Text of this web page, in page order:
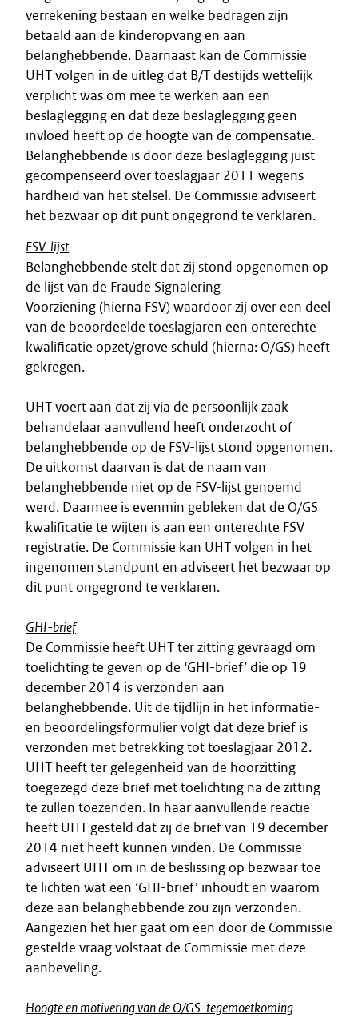
verrekening bestaan en welke bedragen zijn
betaald aan de kinderopvang en aan
belanghebbende. Daarnaast kan de Commissie
UHT volgen in de uitleg dat B/T destijds wettelijk
verplicht was om mee te werken aan een
beslaglegging en dat deze beslaglegging geen
invloed heeft op de hoogte van de compensatie.
Belanghebbende is door deze beslaglegging juist
gecompenseerd over toeslagjaar 2011 wegens
hardheid van het stelsel. De Commissie adviseert
het bezwaar op dit punt ongegrond te verklaren.
FSV-lijst
Belanghebbende stelt dat zij stond opgenomen op
de lijst van de Fraude Signalering
Voorziening (hierna FSV) waardoor zij over een deel
van de beoordeelde toeslagjaren een onterechte
kwalificatie opzet/grove schuld (hierna: O/GS) heeft
gekregen.
UHT voert aan dat zij via de persoonlijk zaak
behandelaar aanvullend heeft onderzocht of
belanghebbende op de FSV-lijst stond opgenomen.
De uitkomst daarvan is dat de naam van
belanghebbende niet op de FSV-lijst genoemd
werd. Daarmee is evenmin gebleken dat de O/GS
kwalificatie te wijten is aan een onterechte FSV
registratie. De Commissie kan UHT volgen in het
ingenomen standpunt en adviseert het bezwaar op
dit punt ongegrond te verklaren.
GHI-brief
De Commissie heeft UHT ter zitting gevraagd om
toelichting te geven op de ‘GHI-brief’ die op 19
december 2014 is verzonden aan
belanghebbende. Uit de tijdlijn in het informatie-
en beoordelingsformulier volgt dat deze brief is
verzonden met betrekking tot toeslagjaar 2012.
UHT heeft ter gelegenheid van de hoorzitting
toegezegd deze brief met toelichting na de zitting
te zullen toezenden. In haar aanvullende reactie
heeft UHT gesteld dat zij de brief van 19 december
2014 niet heeft kunnen vinden. De Commissie
adviseert UHT om in de beslissing op bezwaar toe
te lichten wat een ‘GHI-brief’ inhoudt en waarom
deze aan belanghebbende zou zijn verzonden.
Aangezien het hier gaat om een door de Commissie
gestelde vraag volstaat de Commissie met deze
aanbeveling.
Hoogte en motivering van de O/GS-tegemoetkoming